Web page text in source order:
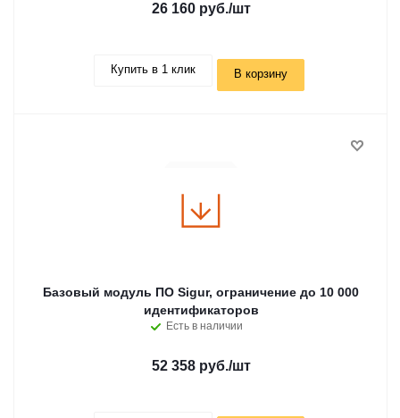
26 160 руб./шт
Купить в 1 клик В корзину
Базовый модуль ПО Sigur, ограничение до 10 000
идентификаторов
Есть в наличии
52 358 руб./шт